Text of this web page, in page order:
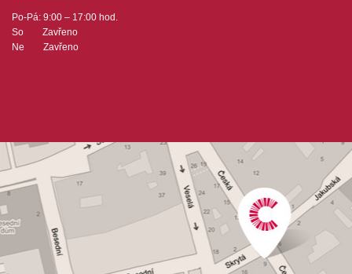
hudební úprava: partitura + party
Obsahuje:
SONATA A.3. - A568SONATA A.3. - A636
Po-Pá: 9:00 – 17:00 hod.
So Zavřeno
Ne Zavřeno